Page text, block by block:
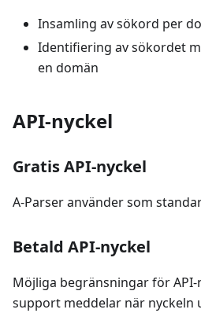
Insamling av sökord per
Identifiering av sökordet
en domän
API-nyckel
Gratis API-nyckel
A-Parser använder som
Betald API-nyckel
Möjliga begränsningar för
support meddelar när nyckeln